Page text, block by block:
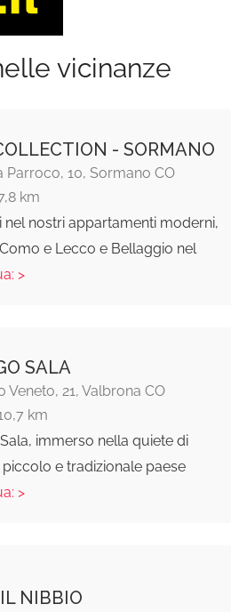
vicinanze
- SORMANO
Parroco, 10, Sormano CO
km
nel nostri appartamenti moderni,
e Lecco e Bellaggio nel
>
SALA
Veneto, 21, Valbrona CO
km
Sala, immerso nella quiete di
e tradizionale paese
>
NIBBIO